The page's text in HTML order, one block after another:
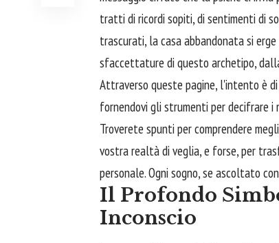
tratti di ricordi sopiti, di sentimenti di
trascurati, la casa abbandonata si
sfaccettature di questo archetipo,
Attraverso queste pagine, l'intento è
fornendovi gli strumenti per decifrare i
Troverete spunti per comprendere
vostra realtà di veglia, e forse, per
personale. Ogni sogno, se ascoltato
Il Profondo
Inconscio